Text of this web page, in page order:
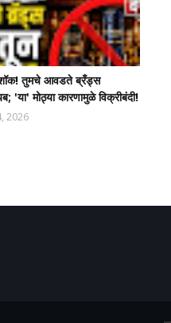
तुमचे आवडते ब्रँड्स
'या' मोठ्या कारणामुळे विक्रीबंदी!
2026